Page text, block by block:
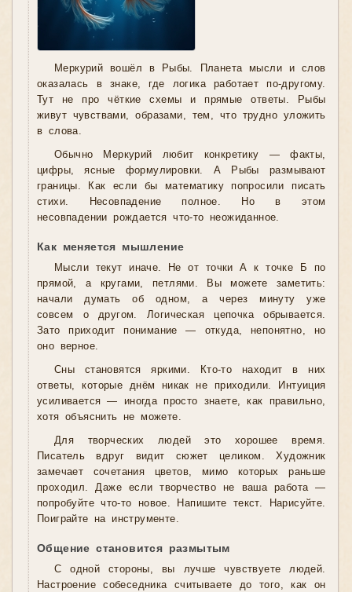
Меркурий вошёл в Рыбы. Планета мысли и слов
оказалась в знаке, где логика работает по-другому.
Тут не про чёткие схемы и прямые ответы. Рыбы
живут чувствами, образами, тем, что трудно уложить
в слова.
Обычно Меркурий любит конкретику — факты,
цифры, ясные формулировки. А Рыбы размывают
границы. Как если бы математику попросили писать
стихи. Несовпадение полное. Но в этом
несовпадении рождается что-то неожиданное.
Как меняется мышление
Мысли текут иначе. Не от точки А к точке Б по
прямой, а кругами, петлями. Вы можете заметить:
начали думать об одном, а через минуту уже
совсем о другом. Логическая цепочка обрывается.
Зато приходит понимание — откуда, непонятно, но
оно верное.
Сны становятся яркими. Кто-то находит в них
ответы, которые днём никак не приходили. Интуиция
усиливается — иногда просто знаете, как правильно,
хотя объяснить не можете.
Для творческих людей это хорошее время.
Писатель вдруг видит сюжет целиком. Художник
замечает сочетания цветов, мимо которых раньше
проходил. Даже если творчество не ваша работа —
попробуйте что-то новое. Напишите текст. Нарисуйте.
Поиграйте на инструменте.
Общение становится размытым
С одной стороны, вы лучше чувствуете людей.
Настроение собеседника считываете до того, как он